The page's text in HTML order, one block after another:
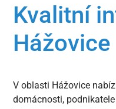
Kvalitní
Hážovice
V oblasti Hážovice
domácnosti,